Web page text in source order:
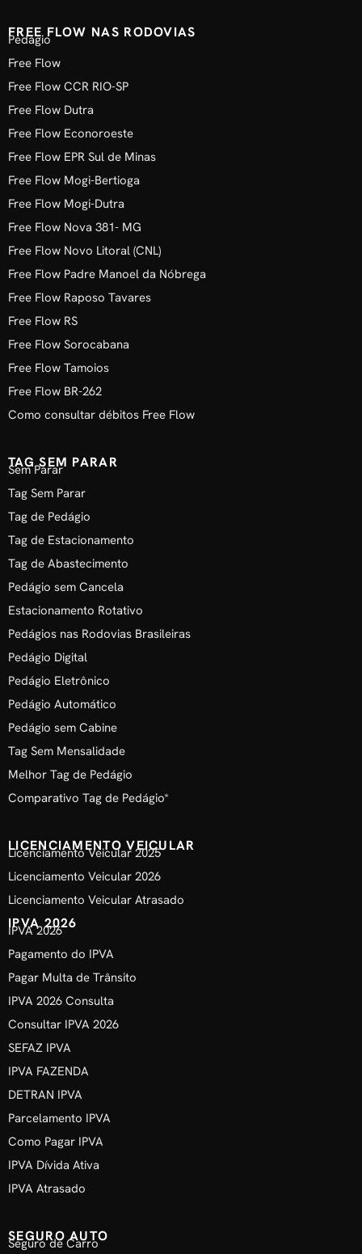
FREE FLOW NAS RODOVIAS
Pedágio
Free Flow
Free Flow CCR RIO-SP
Free Flow Dutra
Free Flow Econoroeste
Free Flow EPR Sul de Minas
Free Flow Mogi-Bertioga
Free Flow Mogi-Dutra
Free Flow Nova 381- MG
Free Flow Novo Litoral (CNL)
Free Flow Padre Manoel da Nóbrega
Free Flow Raposo Tavares
Free Flow RS
Free Flow Sorocabana
Free Flow Tamoios
Free Flow BR-262
Como consultar débitos Free Flow
TAG SEM PARAR
Sem Parar
Tag Sem Parar
Tag de Pedágio
Tag de Estacionamento
Tag de Abastecimento
Pedágio sem Cancela
Estacionamento Rotativo
Pedágios nas Rodovias Brasileiras
Pedágio Digital
Pedágio Eletrônico
Pedágio Automático
Pedágio sem Cabine
Tag Sem Mensalidade
Melhor Tag de Pedágio
Comparativo Tag de Pedágio*
LICENCIAMENTO VEICULAR
Licenciamento Veicular 2025
Licenciamento Veicular 2026
Licenciamento Veicular Atrasado
IPVA 2026
IPVA 2026
Pagamento do IPVA
Pagar Multa de Trânsito
IPVA 2026 Consulta
Consultar IPVA 2026
SEFAZ IPVA
IPVA FAZENDA
DETRAN IPVA
Parcelamento IPVA
Como Pagar IPVA
IPVA Dívida Ativa
IPVA Atrasado
SEGURO AUTO
Seguro de Carro